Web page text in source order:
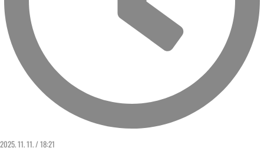
2025. 11. 11. / 18:21